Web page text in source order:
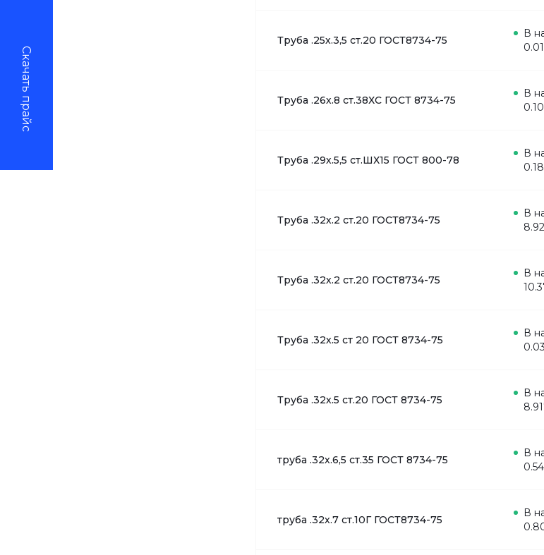
Скачать прайс
Труба .25х.3,5 ст.20 ГОСТ8734-75
В
0.01
Труба .26х.8 ст.38ХС ГОСТ 8734-75
В
Труба .29х.5,5 ст.ШХ15 ГОСТ 800-78
В
Труба .32х.2 ст.20 ГОСТ8734-75
В
Труба .32х.2 ст.20 ГОСТ8734-75
В
Труба .32х.5 ст 20 ГОСТ 8734-75
В
Труба .32х.5 ст.20 ГОСТ 8734-75
В
труба .32х.6,5 ст.35 ГОСТ 8734-75
В
труба .32х.7 ст.10Г ГОСТ8734-75
В